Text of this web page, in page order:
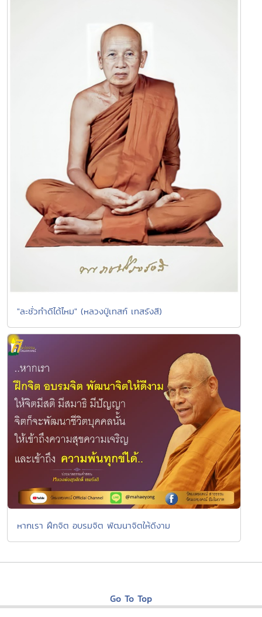
"ละชั่วทำดีได้ไหม" (หลวงปู่เทสก์ เทสรังสี)
หากเรา ฝึกจิต อบรมจิต พัฒนาจิตให้ดีงาม
Go To Top